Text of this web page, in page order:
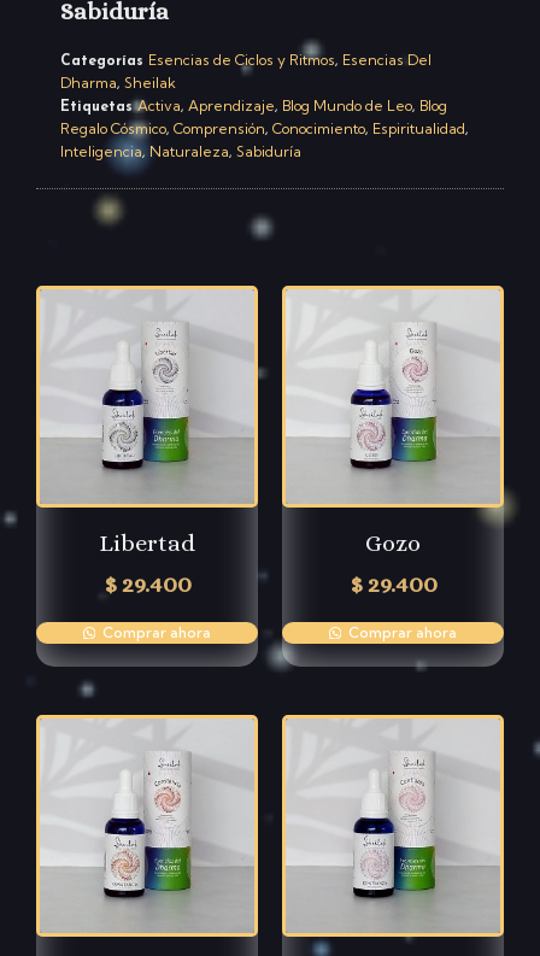
Sabiduría
Categorías Esencias de Ciclos y Ritmos, Esencias Del
Dharma, Sheilak
Etiquetas Activa, Aprendizaje, Blog Mundo de Leo, Blog
Regalo Cósmico, Comprensión, Conocimiento, Espiritualidad,
Inteligencia, Naturaleza, Sabiduría
Libertad
$29.400
Comprar ahora
Gozo
$29.400
Comprar ahora